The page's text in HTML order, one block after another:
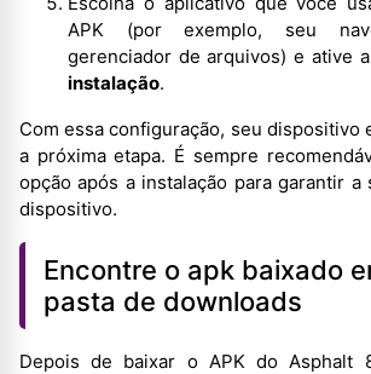
APK (por exemplo, seu
gerenciador de arquivos) e ative
instalação.
Com essa configuração, seu dispositivo
a próxima etapa. É sempre
opção após a instalação para garantir a
dispositivo.
Encontre o apk baixado
pasta de downloads
Depois de baixar o APK do Asphalt